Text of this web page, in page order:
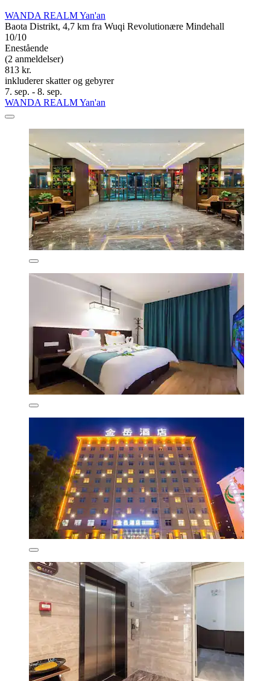
WANDA REALM Yan'an
Baota Distrikt, 4,7 km fra Wuqi Revolutionære Mindehall
10/10
Enestående
(2 anmeldelser)
813 kr.
inkluderer skatter og gebyrer
7. sep. - 8. sep.
WANDA REALM Yan'an